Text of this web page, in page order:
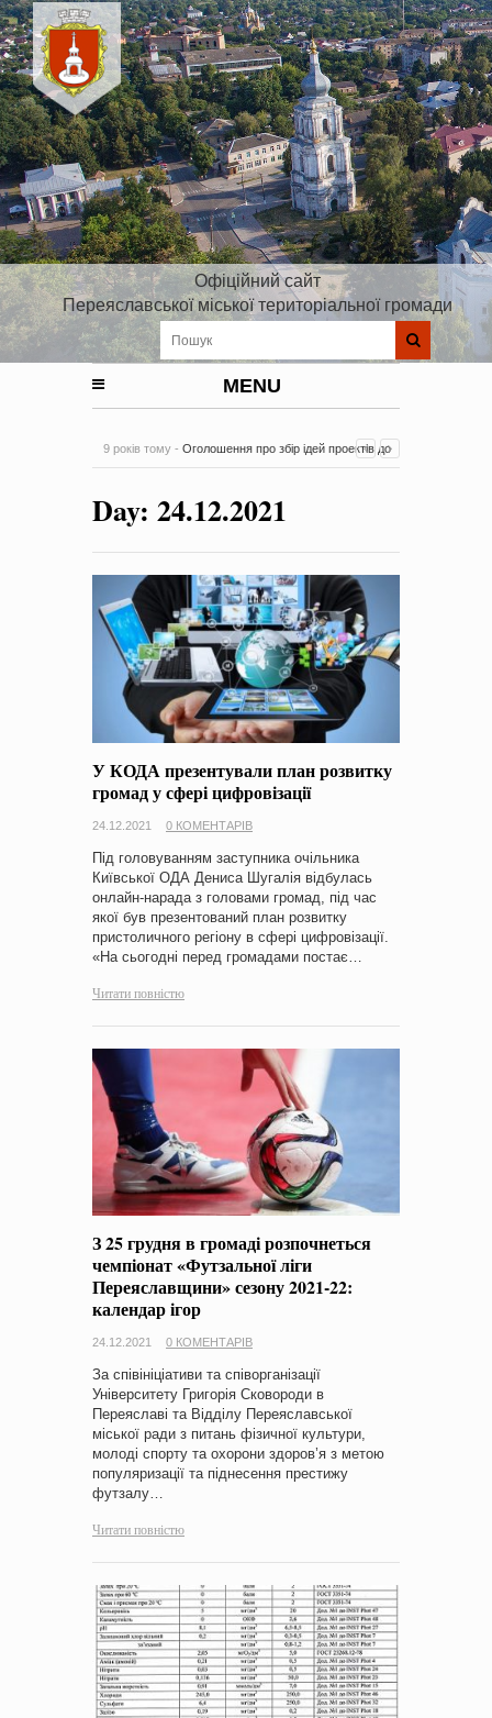
Офіційний сайт
Переяславської міської територіальної громади
MENU
9 років тому - Оголошення про збір ідей проектів до
на період 2018 – 2020 роки Оголошення про збір ідей
проектів
-0 Коментарів
Day: 24.12.2021
У КОДА презентували план розвитку
громад у сфері цифровізації
24.12.2021 0 КОМЕНТАРІВ
Під головуванням заступника очільника
Київської ОДА Дениса Шугалія відбулась
онлайн-нарада з головами громад, під час
якої був презентований план розвитку
пристоличного регіону в сфері цифровізації.
«На сьогодні перед громадами постає…
Читати повністю
З 25 грудня в громаді розпочнеться
чемпіонат «Футзальної ліги
Переяславщини» сезону 2021-22:
календар ігор
24.12.2021 0 КОМЕНТАРІВ
За співініціативи та співорганізації
Університету Григорія Сковороди в
Переяславі та Відділу Переяславської
міської ради з питань фізичної культури,
молоді спорту та охорони здоров’я з метою
популяризації та піднесення престижу
футзалу…
Читати повністю